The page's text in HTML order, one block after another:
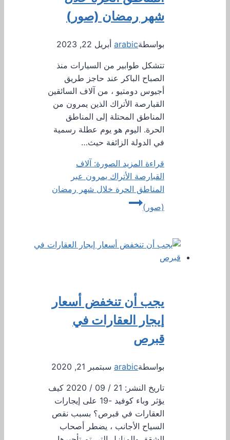
شهر رمضان (صور)
بواسطةarabic أبريل 22, 2023
تتشكل طوابير من السيارات منذ
الصباح الباكر عند حاجز طريق
أجيوس دومتيو ، من آلاف السائقين
القبارصة الأتراك الذين يمرون من
المناطق المحتلة إلى المناطق
الحرة. اليوم هو يوم عطلة رسمية
في الدولة الزائفة حيث…
قراءة المزيد الصورة: آلاف
القبارصة الأتراك يمرون عبر
المناطق الحرة خلال شهر رمضان
(صور)
يجب أن تنخفض أسعار
إيجار العقارات في
قبرص
بواسطةarabic سبتمبر 21, 2020
تاريخ النشر: 21 / 09 / 2020 كيف
يؤثر وباء كوفيد -19 على إيجارات
العقارات في قبرص؟ بسبب نقص
السياح الأجانب ، يضطر أصحاب